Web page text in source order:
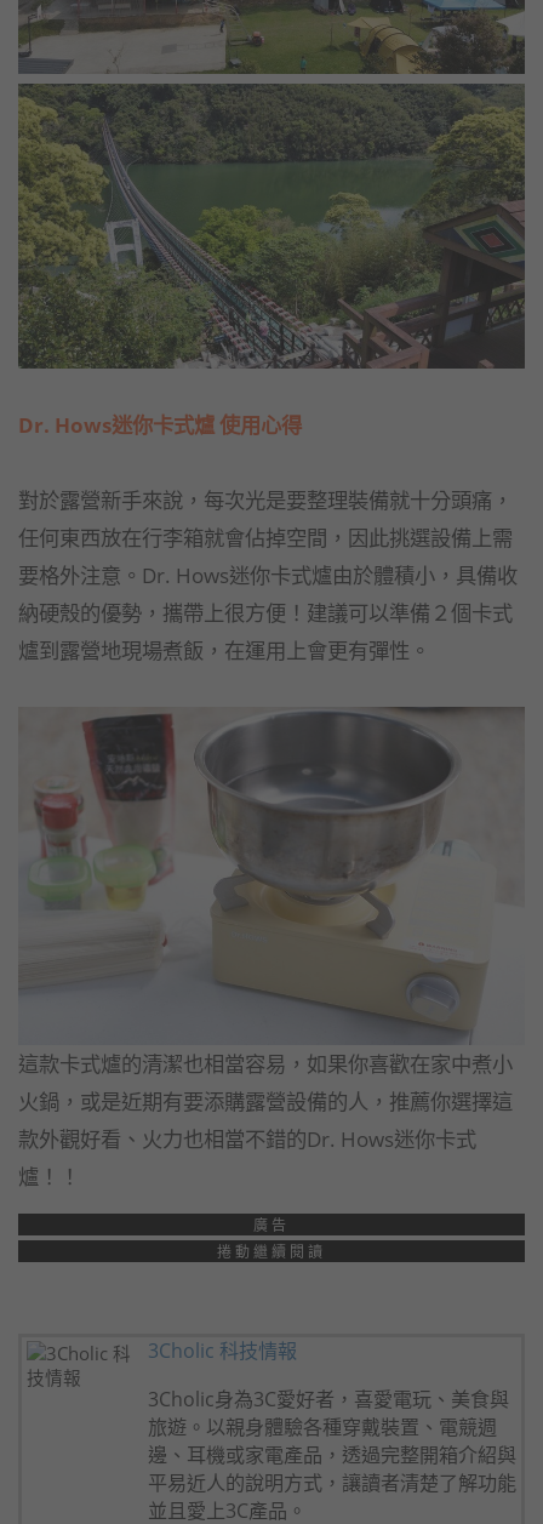
Dr. Hows迷你卡式爐使用心得
對於露營新手來說，每次光是要整理裝備就十分頭痛，
任何東西放在行李箱就會佔掉空間，因此挑選設備上需
要格外注意。Dr. Hows迷你卡式爐由於體積小，具備收
納硬殼的優勢，攜帶上很方便！建議可以準備２個卡式
爐到露營地現場煮飯，在運用上會更有彈性。
這款卡式爐的清潔也相當容易，如果你喜歡在家中煮小
火鍋，或是近期有要添購露營設備的人，推薦你選擇這
款外觀好看、火力也相當不錯的Dr. Hows迷你卡式
爐！！
廣告
捲動繼續閱讀
3Cholic 科技情報
3Cholic身為3C愛好者，喜愛電玩、美食與
旅遊。以親身體驗各種穿戴裝置、電競週
邊、耳機或家電產品，透過完整開箱介紹與
平易近人的說明方式，讓讀者清楚了解功能
並且愛上3C產品。